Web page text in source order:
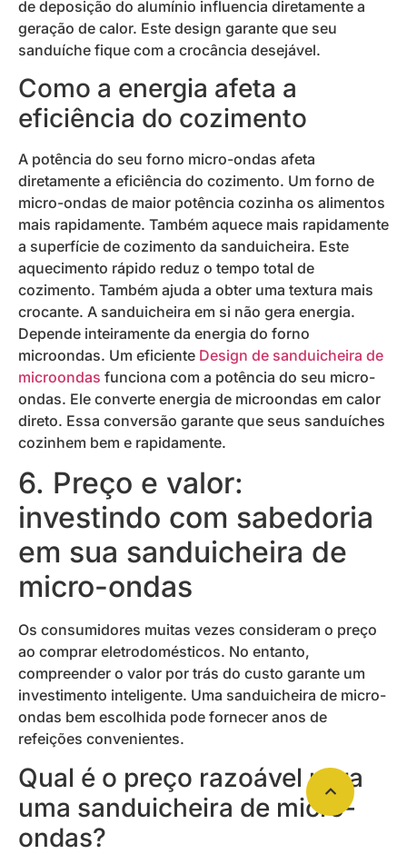
de deposição do alumínio influencia diretamente a
geração de calor. Este design garante que seu
sanduíche fique com a crocância desejável.
Como a energia afeta a
eficiência do cozimento
A potência do seu forno micro-ondas afeta
diretamente a eficiência do cozimento. Um forno de
micro-ondas de maior potência cozinha os alimentos
mais rapidamente. Também aquece mais rapidamente
a superfície de cozimento da sanduicheira. Este
aquecimento rápido reduz o tempo total de
cozimento. Também ajuda a obter uma textura mais
crocante. A sanduicheira em si não gera energia.
Depende inteiramente da energia do forno
microondas. Um eficiente Design de sanduicheira de
microondas funciona com a potência do seu micro-
ondas. Ele converte energia de microondas em calor
direto. Essa conversão garante que seus sanduíches
cozinhem bem e rapidamente.
6. Preço e valor:
investindo com sabedoria
em sua sanduicheira de
micro-ondas
Os consumidores muitas vezes consideram o preço
ao comprar eletrodomésticos. No entanto,
compreender o valor por trás do custo garante um
investimento inteligente. Uma sanduicheira de micro-
ondas bem escolhida pode fornecer anos de
refeições convenientes.
Qual é o preço razoável para
uma sanduicheira de micro-
ondas?